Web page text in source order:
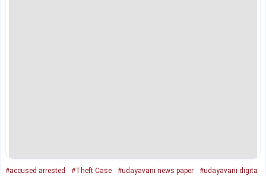
#accused arrested #Theft Case #udayavani news paper
#udayavani digita